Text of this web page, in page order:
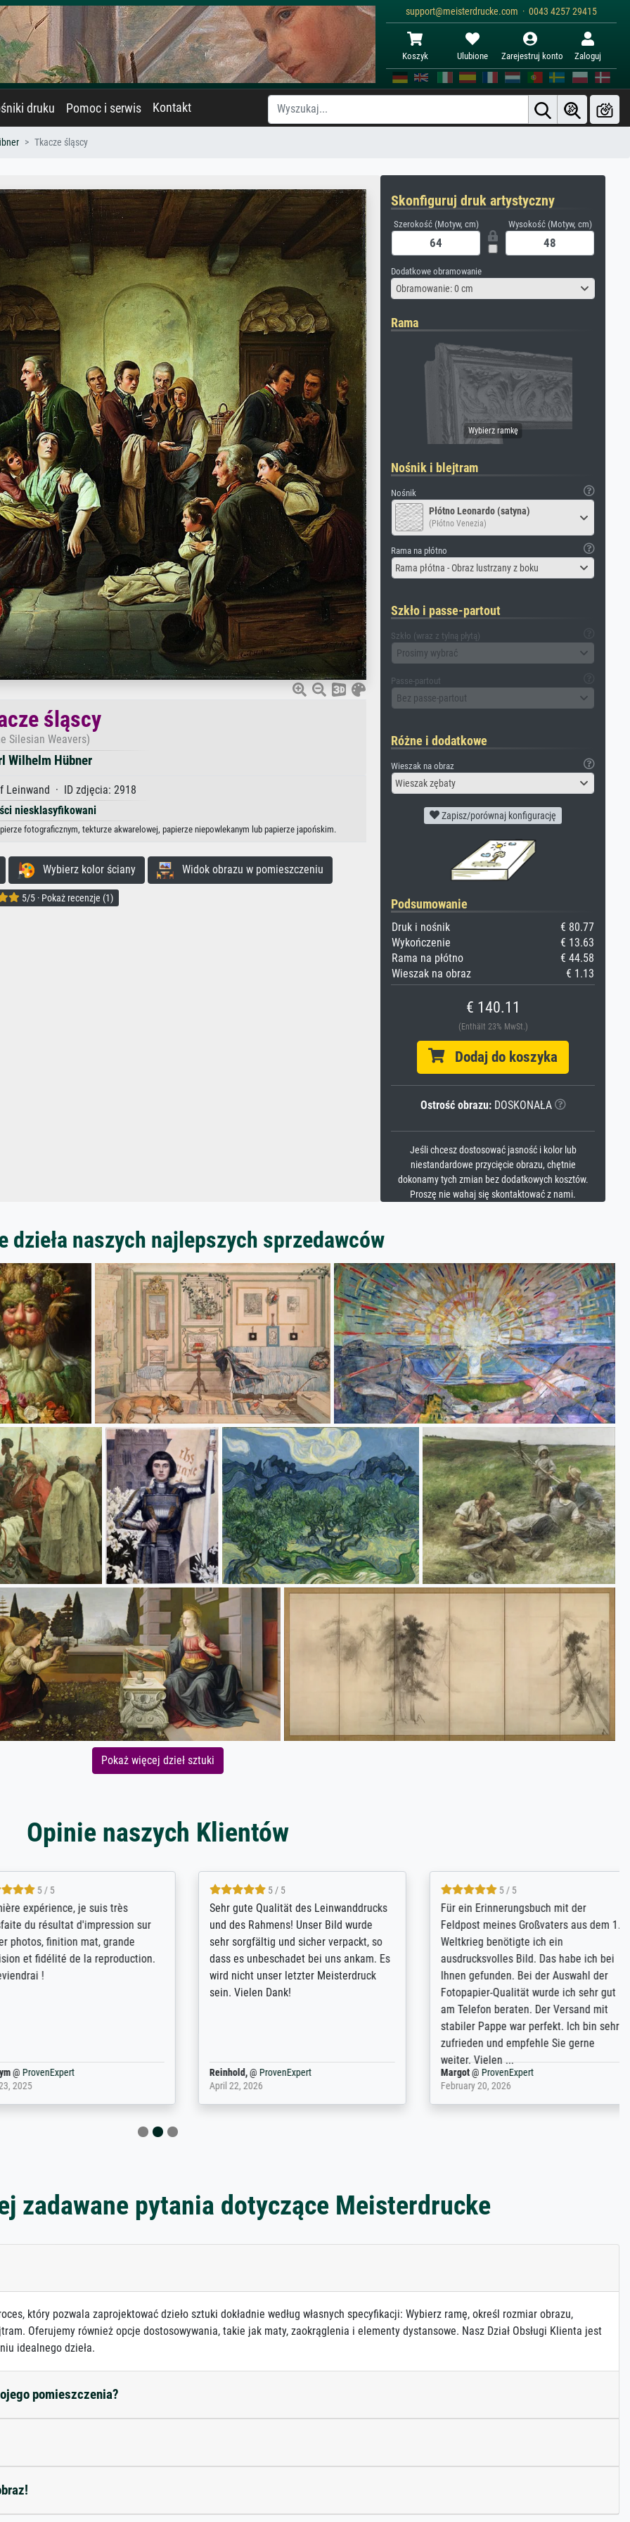
support@meisterdrucke.com · 0043 4257 29415
Koszyk Ulubione Zarejestruj konto Zaloguj
druku Pomoc i serwis Kontakt
Tkacze śląscy
śląscy
Silesian Weavers)
Wilhelm Hübner
Leinwand · ID zdjęcia: 2918
niesklasyfikowani
fotograficznym, tekturze akwarelowej, papierze niepowlekanym lub papierze japońskim.
Wybierz kolor ściany Widok obrazu w pomieszczeniu
5/5 · Pokaż recenzje (1)
Skonfiguruj druk artystyczny
Szerokość (Motyw, cm) Wysokość (Motyw, cm)
Dodatkowe obramowanie
Obramowanie: 0 cm
Rama
Nośnik i blejtram
Nośnik
Płótno Leonardo (satyna)
(Płótno Venezia)
Rama na płótno
Rama płótna - Obraz lustrzany z boku
Szkło i passe-partout
Szkło (wraz z tylną płytą)
Prosimy wybrać
Passe-partout
Bez passe-partout
Różne i dodatkowe
Wieszak na obraz
Wieszak zębaty
Zapisz/porównaj konfigurację
Podsumowanie
Druk i nośnik
€ 80.77
Wykończenie
€ 13.63
Rama na płótno
€ 44.58
Wieszak na obraz
€ 1.13
€ 140.11
(Enthält 23% MwSt.)
Dodaj do koszyka
Ostrość obrazu:DOSKONAŁA
Jeśli chcesz dostosować jasność i kolor lub
niestandardowe przycięcie obrazu, chętnie
dokonamy tych zmian bez dodatkowych kosztów.
Proszę nie wahaj się skontaktować z nami.
dzieła naszych najlepszych sprzedawców
Pokaż więcej dzieł sztuki
Opinie naszych Klientów
5 / 5
mit der
Großvaters aus dem 1.
ich ein
Bild. Das habe ich bei
Bei der Auswahl der
...
4.8 / 5
Hervorragende Qualität. Man kann sich
vieles anpassen lassen, wie z.B.:
Randentfernung, Farbe, Helligkeit,
Kontrast und Weiteres. Sehr freundliche
Kontaktperson per Mail. Das Bild (ein
Kunstdruck) wurde sehr gut verpackt -
Anonym@ProvenExpert
August 12, 2025
4.8 / 5
Qualité absolument irréprochable.
Extraordinaire diversité des thèmes
abordés et personnalisation des
demandes (recadrage, réajustement des
couleurs). Relation clientèle parfaite.
Transport, réception sans aucun
problème. Merci à toute l'équipe ! Hervé
Anonym@ProvenExpert
March 31, 2025
zadawane pytania dotyczące Meisterdrucke
który pozwala zaprojektować dzieło sztuki dokładnie według własnych specyfikacji: Wybierz ramę, określ rozmiar obrazu,
Oferujemy również opcje dostosowywania, takie jak maty, zaokrąglenia i elementy dystansowe. Nasz Dział Obsługi Klienta jest
idealnego dzieła.
pomieszczenia?